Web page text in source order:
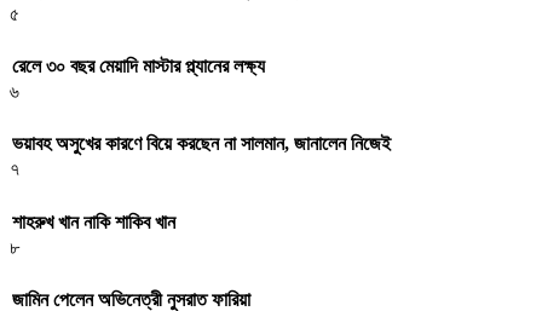
৫
রেলে ৩০ বছর মেয়াদি মাস্টার প্ল্যানের লক্ষ্য
৬
ভয়াবহ অসুখের কারণে বিয়ে করছেন না সালমান, জানালেন নিজেই
৭
শাহরুখ খান নাকি শাকিব খান
৮
জামিন পেলেন অভিনেত্রী নুসরাত ফারিয়া